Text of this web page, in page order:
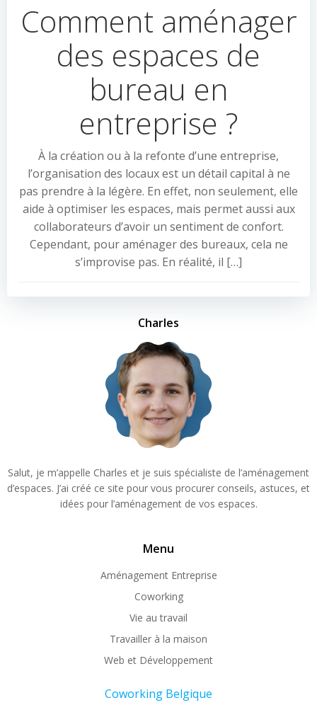
Comment aménager
des espaces de
bureau en
entreprise ?
À la création ou à la refonte d’une entreprise,
l’organisation des locaux est un détail capital à ne
pas prendre à la légère. En effet, non seulement, elle
aide à optimiser les espaces, mais permet aussi aux
collaborateurs d’avoir un sentiment de confort.
Cependant, pour aménager des bureaux, cela ne
s’improvise pas. En réalité, il […]
Charles
Salut, je m’appelle Charles et je suis spécialiste de l’aménagement
d’espaces. J’ai créé ce site pour vous procurer conseils, astuces, et
idées pour l’aménagement de vos espaces.
Menu
Aménagement Entreprise
Coworking
Vie au travail
Travailler à la maison
Web et Développement
Coworking Belgique